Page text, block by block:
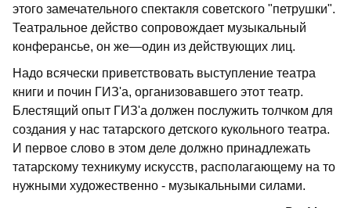
этого замечательного спектакля советского "петрушки".
Театральное действо сопровождает музыкальный
конферансье, он же—один из действующих лиц.
Надо всячески приветствовать выступление театра
книги и почин ГИЗ'а, организовавшего этот театр.
Блестящий опыт ГИЗ'а должен послужить толчком для
создания у нас татарского детского кукольного театра.
И первое слово в этом деле должно принадлежать
татарскому техникуму искусств, располагающему на то
нужными художественно - музыкальными силами.